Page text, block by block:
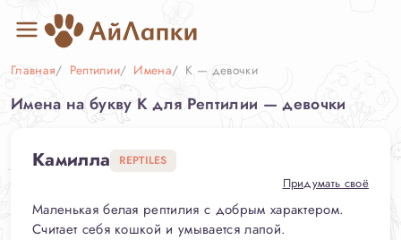
Главная Рептилии Имена К — девочки
Имена на букву К для Рептилии — девочки
Камилла REPTILES
Придумать своё
Маленькая белая рептилия с добрым характером.
Считает себя кошкой и умывается лапой.